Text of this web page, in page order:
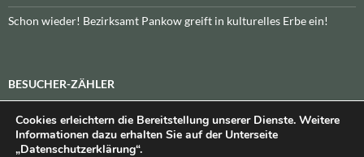
Schon wieder! Bezirksamt Pankow greift in kulturelles Erbe ein!
BESUCHER-ZÄHLER
Heute:_\n\nInsgesamt:_
Cookies erleichtern die Bereitstellung unserer Dienste. Weitere
Informationen dazu erhalten Sie auf der Unterseite
„Datenschutzerklärung“.